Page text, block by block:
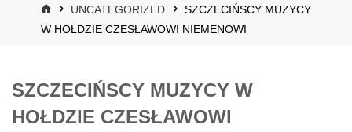
HOME
UNCATEGORIZED
SZCZECIŃSCY MUZYCY
W HOŁDZIE CZESŁAWOWI NIEMENOWI
SZCZECIŃSCY MUZYCY W
HOŁDZIE CZESŁAWOWI